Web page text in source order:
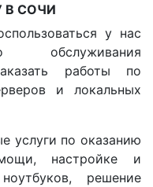
В СОЧИ
у нас
обслуживания
работы по
и локальных
услуги по оказанию
настройке и
решение